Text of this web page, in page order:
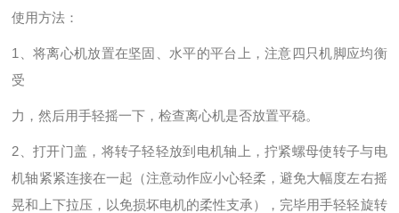
使用方法：
1、将离心机放置在坚固、水平的平台上，注意四只机脚应均衡
受
力，然后用手轻摇一下，检查离心机是否放置平稳。
2、打开门盖，将转子轻轻放到电机轴上，拧紧螺母使转子与电
机轴紧紧连接在一起（注意动作应小心轻柔，避免大幅度左右摇
晃和上下拉压，以免损坏电机的柔性支承），完毕用手轻轻旋转